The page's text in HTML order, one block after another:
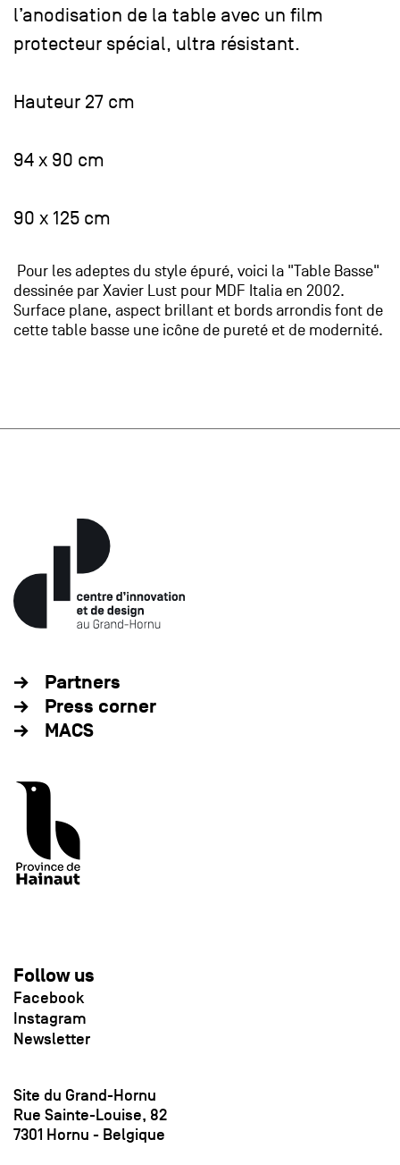
l’anodisation de la table avec un film
protecteur spécial, ultra résistant.
Hauteur 27 cm
94 x 90 cm
90 x 125 cm
Pour les adeptes du style épuré, voici la "Table Basse"
dessinée par Xavier Lust pour MDF Italia en 2002.
Surface plane, aspect brillant et bords arrondis font de
cette table basse une icône de pureté et de modernité.
Partners
Press corner
MACS
Follow us
Facebook
Instagram
Newsletter
Site du Grand-Hornu
Rue Sainte-Louise, 82
7301 Hornu - Belgique